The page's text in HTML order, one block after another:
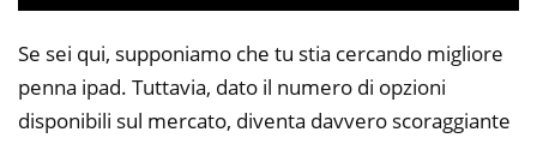
Se sei qui, supponiamo che tu stia cercando migliore
penna ipad. Tuttavia, dato il numero di opzioni
disponibili sul mercato, diventa davvero scoraggiante